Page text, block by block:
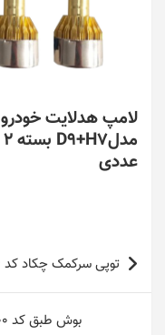
لامپ هدلایت خودرو
مدلD9+H7 بسته 2
عددی
راهبری
نوشته
توپی سرکمک چکاد کد 880146 مناسب برای ال 90
بوش طبق کد 545842T000 مناسب برای اپتیما 2014